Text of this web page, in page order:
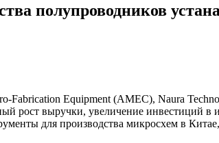
полупроводников
Equipment (AMEC), Naura
рост выручки, увеличение инвестиций в
для производства микросхем в